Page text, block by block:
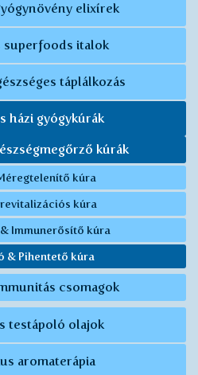
elixírek
superfoods italok
táplálkozás
házi gyógykúrák
kúrák
kúra
kúra
Immunerősítő kúra
& Pihentető kúra
csomagok
testápoló olajok
aromaterápia